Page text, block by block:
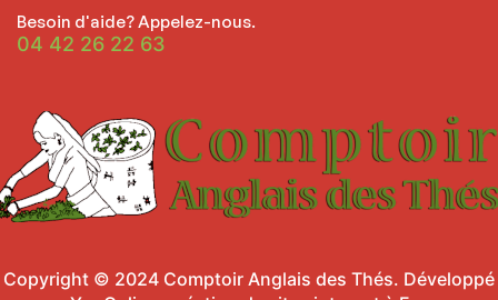
Besoin d'aide? Appelez-nous.
04 42 26 22 63
Copyright © 2024 Comptoir Anglais des Thés. Développé